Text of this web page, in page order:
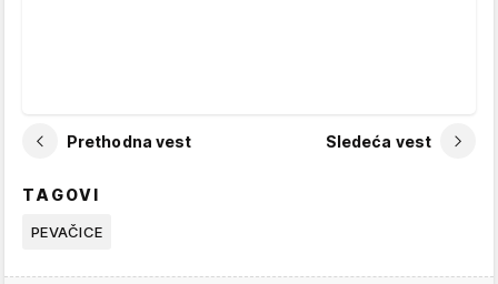
Prethodna vest Sledeća vest
TAGOVI
PEVAČICE